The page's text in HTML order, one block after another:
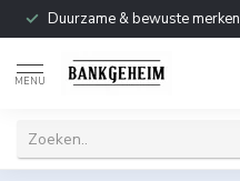
Duurzame & bewuste merken
MENU